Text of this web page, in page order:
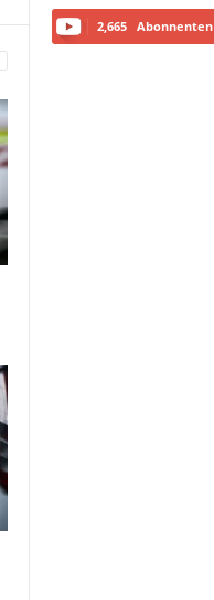
2,665 Abonnenten